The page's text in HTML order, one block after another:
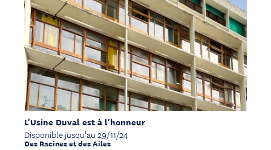
L'Usine Duval est à l'honneur
Disponible jusqu'au 29/11/24
Des Racines et des Ailes